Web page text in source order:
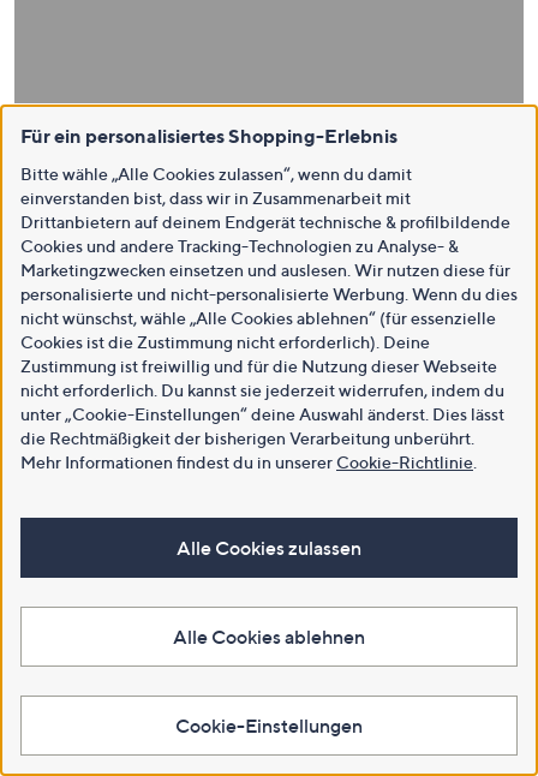
Für ein personalisiertes Shopping-Erlebnis
Bitte wähle „Alle Cookies zulassen“, wenn du damit
einverstanden bist, dass wir in Zusammenarbeit mit
Drittanbietern auf deinem Endgerät technische & profilbildende
Cookies und andere Tracking-Technologien zu Analyse- &
Marketingzwecken einsetzen und auslesen. Wir nutzen diese für
personalisierte und nicht-personalisierte Werbung. Wenn du dies
nicht wünschst, wähle „Alle Cookies ablehnen“ (für essenzielle
Cookies ist die Zustimmung nicht erforderlich). Deine
Zustimmung ist freiwillig und für die Nutzung dieser Webseite
nicht erforderlich. Du kannst sie jederzeit widerrufen, indem du
unter „Cookie-Einstellungen“ deine Auswahl änderst. Dies lässt
die Rechtmäßigkeit der bisherigen Verarbeitung unberührt.
Mehr Informationen findest du in unsererCookie-Richtlinie
Alle Cookies zulassen
Alle Cookies ablehnen
Cookie-Einstellungen